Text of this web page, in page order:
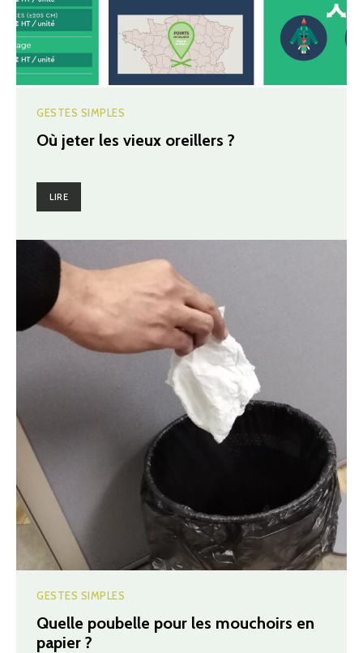
GESTES SIMPLES
Où jeter les vieux oreillers ?
LIRE
GESTES SIMPLES
Quelle poubelle pour les mouchoirs en
papier ?